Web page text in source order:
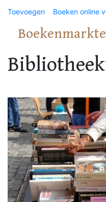
Toevoegen Boeken online